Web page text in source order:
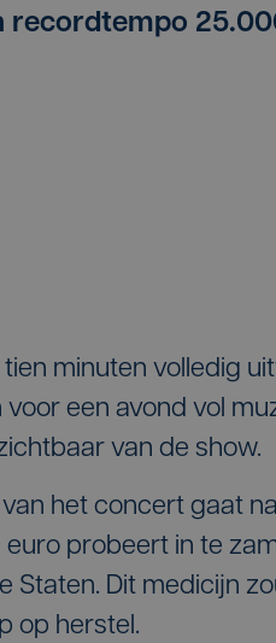
recordtempo
minuten volledig
een avond vol
van de show.
het concert gaat
probeert in te
Staten. Dit medicijn
op herstel.